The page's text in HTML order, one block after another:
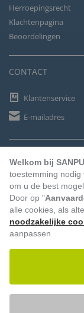
Herroepingsrecht
Klachtenpagina
Beoordelingen
CONTACT
Klantenservice
E-mailadres
Vooruitbetaling
Welkom bij
toestemming nodig
om u de best
Door op "
alle cookies, als
noodzakelijke
aanpassen